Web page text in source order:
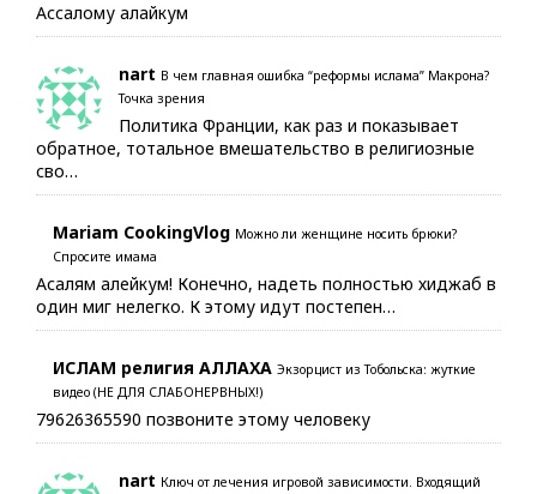
Ассалому алайкум
nart В чем главная ошибка “реформы ислама” Макрона?
Точка зрения
Политика Франции, как раз и показывает
обратное, тотальное вмешательство в религиозные
сво…
Mariam CookingVlog Можно ли женщине носить брюки?
Спросите имама
Асалям алейкум! Конечно, надеть полностью хиджаб в
один миг нелегко. К этому идут постепен…
ИСЛАМ религия АЛЛАХА Экзорцист из Тобольска: жуткие
видео (НЕ ДЛЯ СЛАБОНЕРВНЫХ!)
79626365590 позвоните этому человеку
nart Ключ от лечения игровой зависимости. Входящий